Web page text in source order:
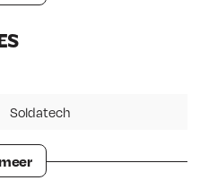
Soldatech